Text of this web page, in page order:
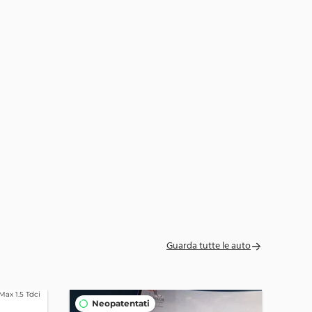
Guarda tutte le auto
Neopatentati